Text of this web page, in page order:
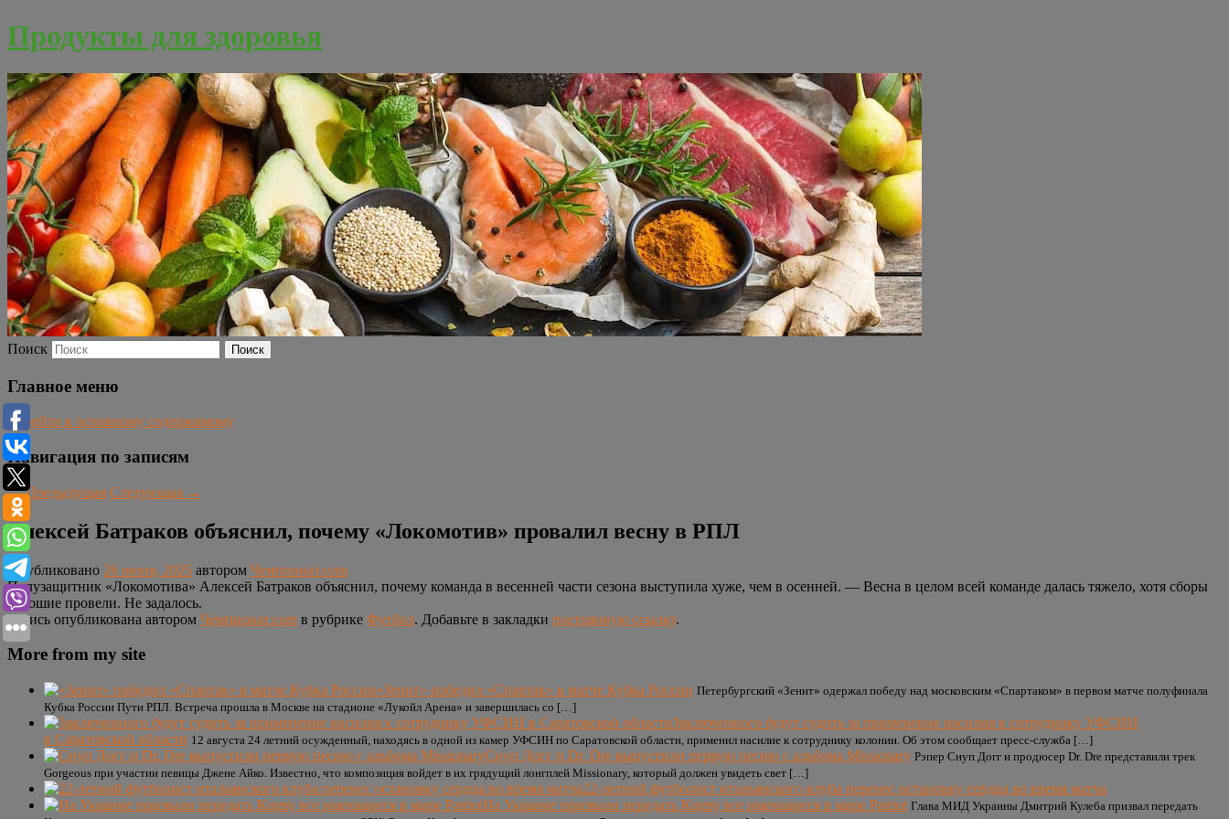
Продукты для здоровья
Поиск
Главное меню
Перейти к основному содержимому
Навигация по записям
←Предыдущая Следующая →
Алексей Батраков объяснил, почему «Локомотив» провалил весну в РПЛ
Опубликовано 26 июня, 2025 автором Чемпионат.com
Полузащитник «Локомотива» Алексей Батраков объяснил, почему команда в весенней части сезона выступила хуже, чем в осенней. — Весна в целом всей команде далась тяжело, хотя сборы
хорошие провели. Не задалось.
Запись опубликована автором Чемпионат.com в рубрике Футбол. Добавьте в закладки постоянную ссылку.
More from my site
«Зенит» победил «Спартак» в матче Кубка России Петербургский «Зенит» одержал победу над московским «Спартаком» в первом матче полуфинала
Кубка России Пути РПЛ. Встреча прошла в Москве на стадионе «Лукойл Арена» и завершилась со […]
Заключенного будут судить за применение насилия к сотруднику УФСИН
в Саратовской области 12 августа 24 летний осужденный, находясь в одной из камер УФСИН по Саратовской области, применил насилие к сотруднику колонии. Об этом сообщает пресс-служба […]
Снуп Догг и Dr. Dre выпустили первую песню с альбома Missionary Рэпер Снуп Догг и продюсер Dr. Dre представили трек
Gorgeous при участии певицы Джене Айко. Известно, что композиция войдет в их грядущий лонгплей Missionary, который должен увидеть свет […]
22-летний футболист итальянского клуба перенес остановку сердца во время матча
На Украине призвали передать Киеву все имеющиеся в мире Patriot Глава МИД Украины Дмитрий Кулеба призвал передать